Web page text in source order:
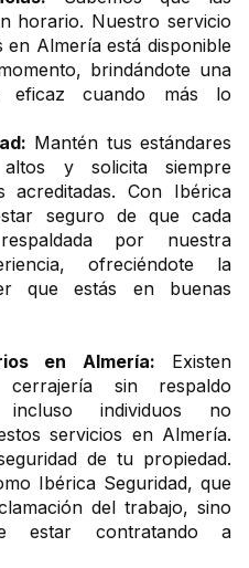
horario. Nuestro servicio
Almería está disponible
brindándote una
eficaz cuando más lo
Mantén tus estándares
altos y solicita siempre
acreditadas. Con Ibérica
seguro de que cada
por nuestra
ofreciéndote la
que estás en buenas
en Almería: Existen
sin respaldo
incluso individuos no
servicios en Almería.
de tu propiedad.
Ibérica Seguridad, que
del trabajo, sino
estar contratando a